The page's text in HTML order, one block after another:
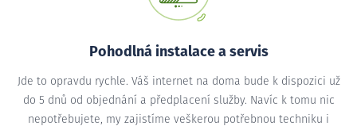
Pohodlná instalace a servis
Jde to opravdu rychle. Váš internet na doma bude k dispozici už
do 5 dnů od objednání a předplacení služby. Navíc k tomu nic
nepotřebujete, my zajistíme veškerou potřebnou techniku i